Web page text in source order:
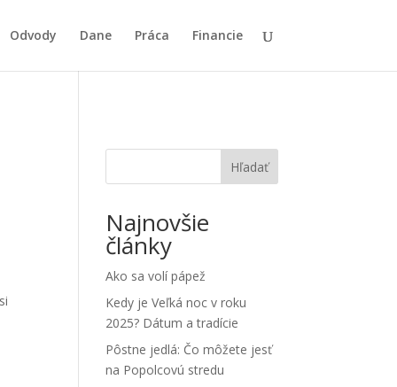
Odvody Dane Práca Financie
Hľadať
Najnovšie
články
Ako sa volí pápež
Kedy je Veľká noc v roku
2025? Dátum a tradície
Pôstne jedlá: Čo môžete jesť
na Popolcovú stredu